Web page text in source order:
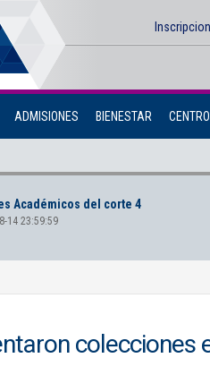
ADMISIONES BIENESTAR
Académicos del corte 4
14 23:59:59
colecciones